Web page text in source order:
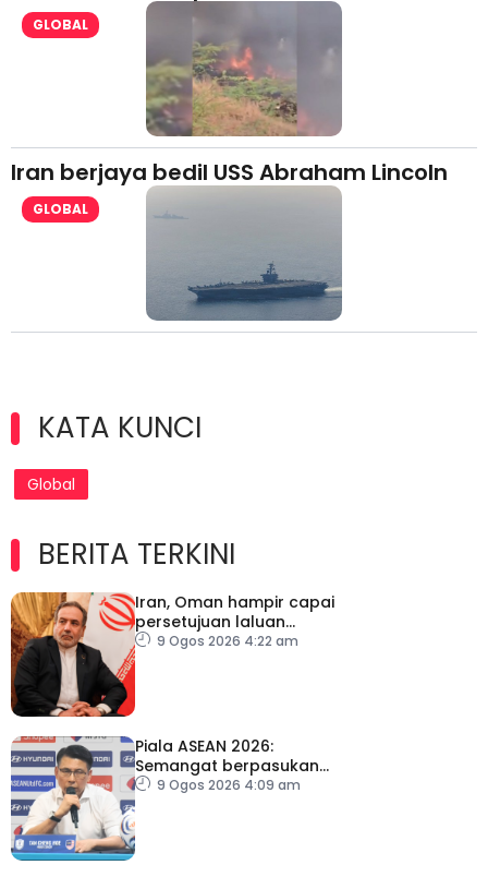
GLOBAL
Iran berjaya bedil USS Abraham Lincoln
GLOBAL
KATA KUNCI
Global
BERITA TERKINI
Iran, Oman hampir capai
persetujuan laluan
sementara Selat Hormuz
9 Ogos 2026 4:22 am
Piala ASEAN 2026:
Semangat berpasukan
kunci Harimau Malaya ke
9 Ogos 2026 4:09 am